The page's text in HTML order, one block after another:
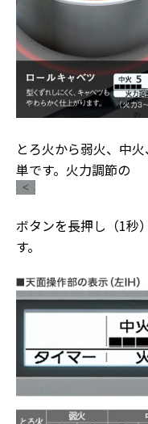
とろ火から弱火、中
単です。火力調節の
ボタンを長押し（1秒
す。